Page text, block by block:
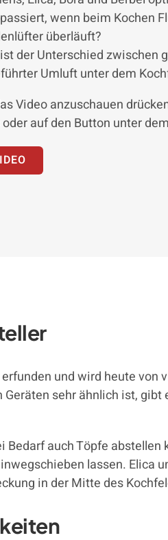
wenn beim Kochen
überläuft?
der Unterschied zwischen
Umluft unter dem
Video anzuschauen
auf den Button unter
und wird heute von
sehr ähnlich ist, gibt
auch Töpfe abstellen
lassen. Elica
in der Mitte des